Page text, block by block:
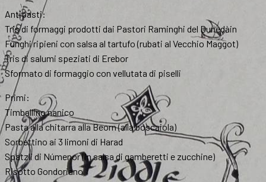
Antipasti:
Tris di formaggi prodotti dai Pastori Raminghi del Dunedàin
Funghi ripieni con salsa al tartufo (rubati al Vecchio Maggot)
Tris di salumi speziati di Erebor
Sformato di formaggio con vellutata di piselli
Primi:
Timballino nanico
Pasta alla chitarra alla Beorn (alla boscaiola)
Sorbettino ai 3 limoni di Harad
Spatzli di Númenor (in salsa di gamberetti e zucchine)
Risotto Gondoriano